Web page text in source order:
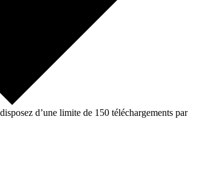
d’une limite de 150 téléchargements par